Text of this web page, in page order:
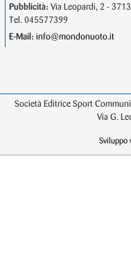
Pubblicità: Via Leopardi, 2 -
Tel. 045577399
E-Mail: info@mondonuoto.it
Società Editrice Sport
Via G.
Sviluppo